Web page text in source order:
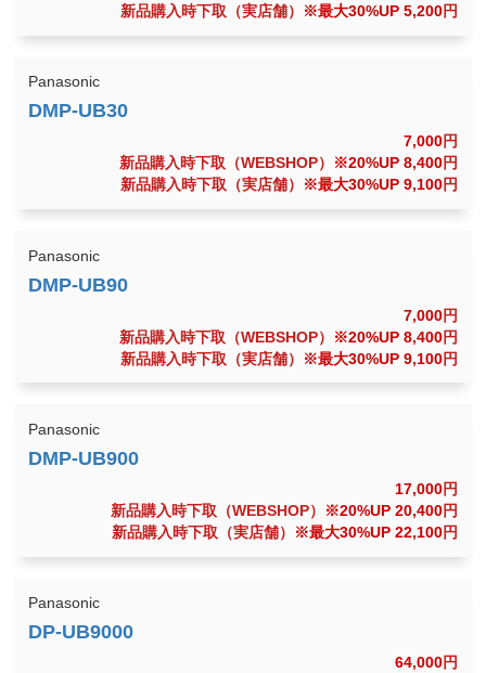
新品購入時下取（実店舗）
※最大30%UP 5,200円
Panasonic
7,000円
新品購入時下取（WEBSHOP）
※20%UP 8,400円
新品購入時下取（実店舗）
※最大30%UP 9,100円
Panasonic
7,000円
新品購入時下取（WEBSHOP）
※20%UP 8,400円
新品購入時下取（実店舗）
※最大30%UP 9,100円
Panasonic
17,000円
新品購入時下取（WEBSHOP）
※20%UP 20,400円
新品購入時下取（実店舗）
※最大30%UP 22,100円
Panasonic
64,000円